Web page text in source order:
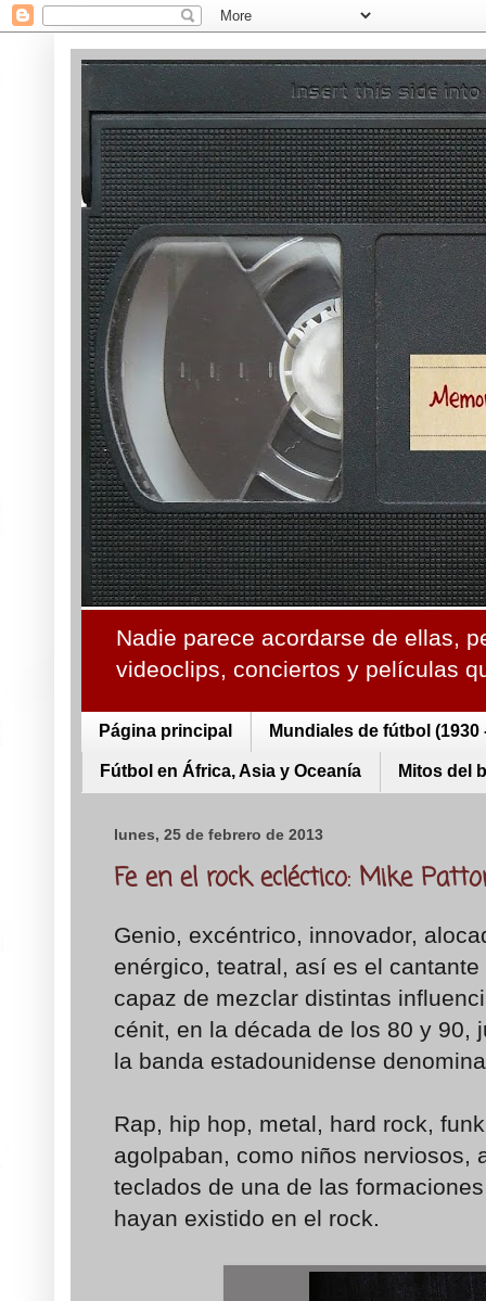
Nadie parece acordarse de ellas,
videoclips, conciertos y películas
Página principal Mundiales de fútbol (1930
Fútbol en África, Asia y Oceanía Mitos del
lunes, 25 de febrero de 2013
Fe en el rock ecléctico: Mike
Genio, excéntrico, innovador,
enérgico, teatral, así es el
capaz de mezclar distintas
cénit, en la década de los 80 y 90,
la banda estadounidense
Rap, hip hop, metal, hard rock,
agolpaban, como niños nerviosos,
teclados de una de las
hayan existido en el rock.